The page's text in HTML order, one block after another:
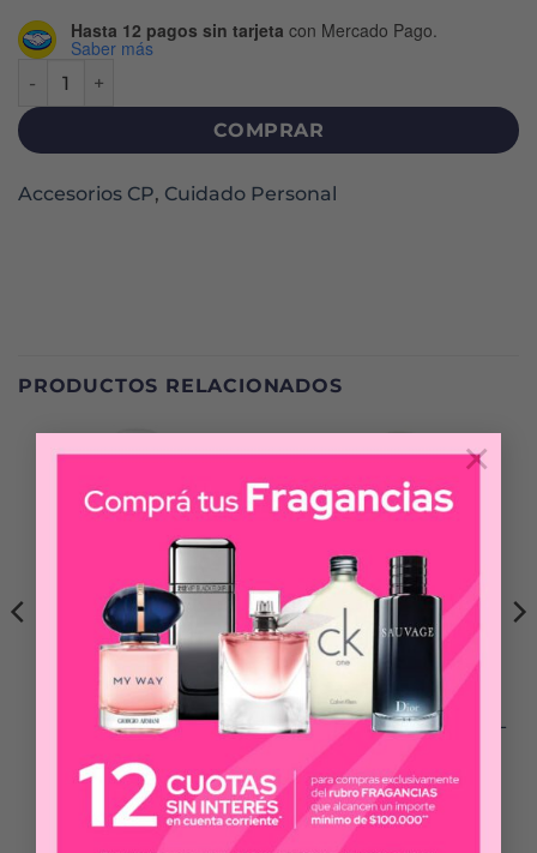
×
Hasta 12 pagos sin tarjeta con Mercado Pago.
Saber más
COMPRAR
Accesorios CP, Cuidado Personal
PRODUCTOS RELACIONADOS
GINO BOGANI
GINO BOGANI POUR
FEMME DESODORANTE
X 123 ML
5.500
COMPRAR
PRUNE III
DESODORANTE X 123 ML
$5.500